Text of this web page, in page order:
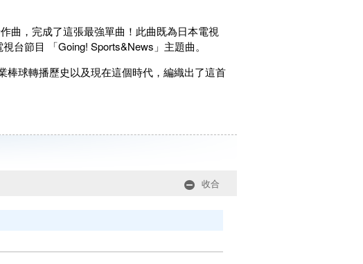
曲，完成了這張最強單曲！此曲既為日本電視
台節目 「Going! Sports&News」主題曲。
球轉播歷史以及現在這個時代，編織出了這首
收合